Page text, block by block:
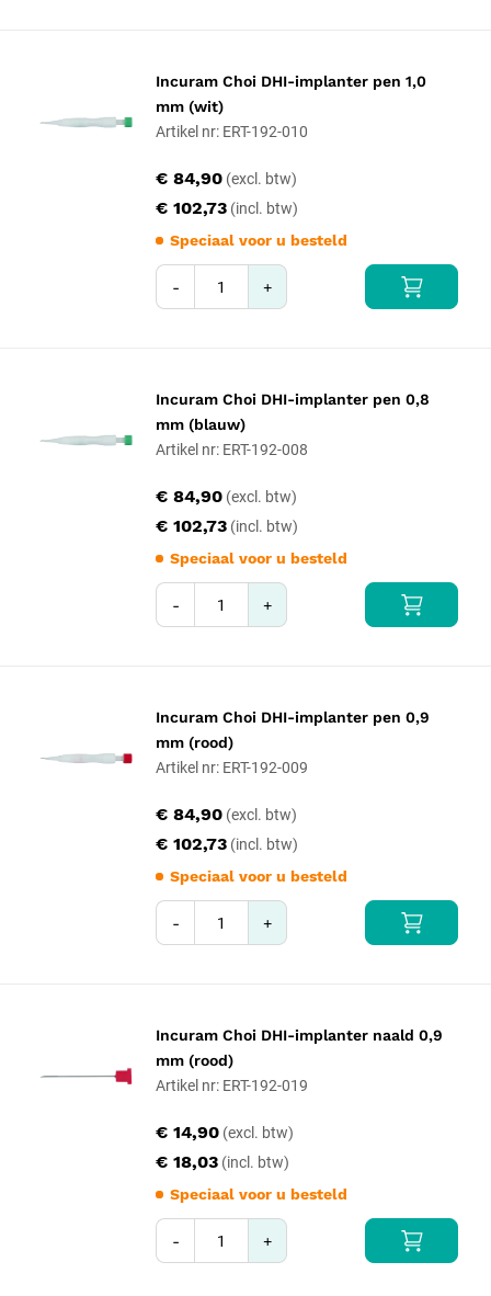
Incuram Choi DHI-implanter pen 1,0
mm (wit)
Artikel nr: ERT-192-010
€ 102,73
€ 84,90
Speciaal voor u besteld
- +
Incuram Choi DHI-implanter pen 0,8
mm (blauw)
Artikel nr: ERT-192-008
€ 102,73
€ 84,90
Speciaal voor u besteld
- +
Incuram Choi DHI-implanter pen 0,9
mm (rood)
Artikel nr: ERT-192-009
€ 102,73
€ 84,90
Speciaal voor u besteld
- +
Incuram Choi DHI-implanter naald 0,9
mm (rood)
Artikel nr: ERT-192-019
€ 18,03
€ 14,90
Speciaal voor u besteld
- +